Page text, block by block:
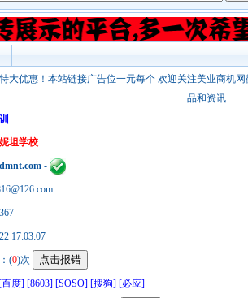
大优惠！本站链接广告位一元每个 欢迎关注美业商机
品和资讯
坦学校
-
17:03:07
(0)次
[百度] [8603] [SOSO] [搜狗] [必应]